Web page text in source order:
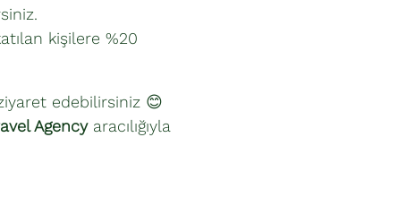
kişilere %20
ziyaret edebilirsiniz 😊
Agencyaracılığıyla